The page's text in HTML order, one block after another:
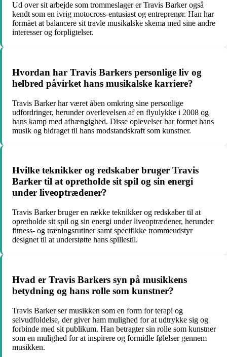
Ud over sit arbejde som trommeslager er Travis Barker også
kendt som en ivrig motocross-entusiast og entreprenør. Han har
formået at balancere sit travle musikalske skema med sine andre
interesser og forpligtelser.
Hvordan har Travis Barkers personlige liv og
helbred påvirket hans musikalske karriere?
Travis Barker har været åben omkring sine personlige
udfordringer, herunder overlevelsen af en flyulykke i 2008 og
hans kamp med afhængighed. Disse oplevelser har formet hans
musik og bidraget til hans modstandskraft som kunstner.
Hvilke teknikker og redskaber bruger Travis
Barker til at opretholde sit spil og sin energi
under liveoptrædener?
Travis Barker bruger en række teknikker og redskaber til at
opretholde sit spil og sin energi under liveoptrædener, herunder
fitness- og træningsrutiner samt specifikke trommeudstyr
designet til at understøtte hans spillestil.
Hvad er Travis Barkers syn på musikkens
betydning og hans rolle som kunstner?
Travis Barker ser musikken som en form for terapi og
selvudfoldelse, der giver ham mulighed for at udtrykke sig og
forbinde med sit publikum. Han betragter sin rolle som kunstner
som en mulighed for at inspirere og formidle følelser gennem
musikken.